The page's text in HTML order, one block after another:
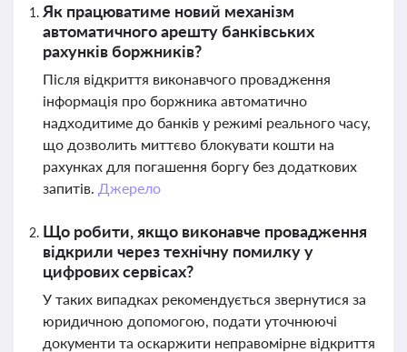
Як працюватиме новий механізм
автоматичного арешту банківських
рахунків боржників?
Після відкриття виконавчого провадження
інформація про боржника автоматично
надходитиме до банків у режимі реального часу,
що дозволить миттєво блокувати кошти на
рахунках для погашення боргу без додаткових
запитів. Джерело
Що робити, якщо виконавче провадження
відкрили через технічну помилку у
цифрових сервісах?
У таких випадках рекомендується звернутися за
юридичною допомогою, подати уточнюючі
документи та оскаржити неправомірне відкриття